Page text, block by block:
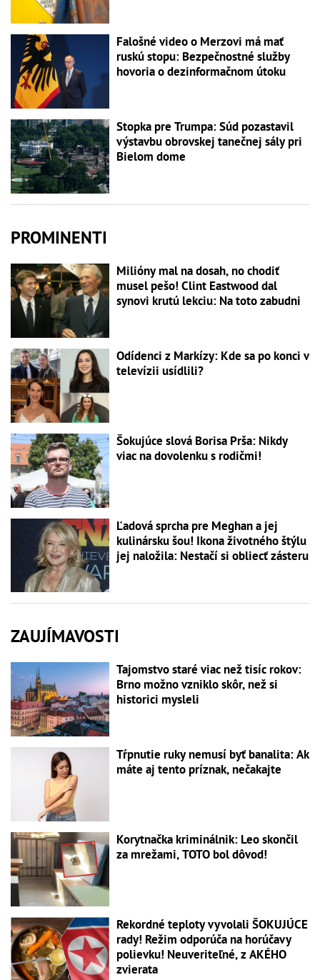
Falošné video o Merzovi má mať
ruskú stopu: Bezpečnostné služby
hovoria o dezinformačnom útoku
Stopka pre Trumpa: Súd pozastavil
výstavbu obrovskej tanečnej sály pri
Bielom dome
PROMINENTI
Milióny mal na dosah, no chodiť
musel pešo! Clint Eastwood dal
synovi krutú lekciu: Na toto zabudni
Odídenci z Markízy: Kde sa po konci v
televízii usídlili?
Šokujúce slová Borisa Prša: Nikdy
viac na dovolenku s rodičmi!
Ľadová sprcha pre Meghan a jej
kulinársku šou! Ikona životného štýlu
jej naložila: Nestačí si obliecť zásteru
ZAUJÍMAVOSTI
Tajomstvo staré viac než tisíc rokov:
Brno možno vzniklo skôr, než si
historici mysleli
Tŕpnutie ruky nemusí byť banalita: Ak
máte aj tento príznak, nečakajte
Korytnačka kriminálnik: Leo skončil
za mrežami, TOTO bol dôvod!
Rekordné teploty vyvolali ŠOKUJÚCE
rady! Režim odporúča na horúčavy
polievku! Neuveriteľné, z AKÉHO
zvierata